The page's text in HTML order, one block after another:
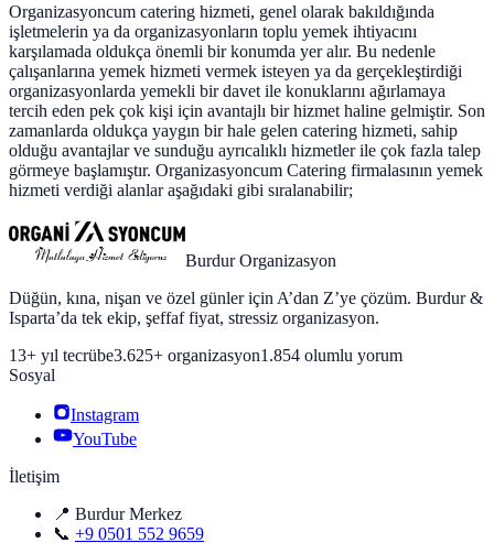
Organizasyoncum catering hizmeti, genel olarak bakıldığında
işletmelerin ya da organizasyonların toplu yemek ihtiyacını
karşılamada oldukça önemli bir konumda yer alır. Bu nedenle
çalışanlarına yemek hizmeti vermek isteyen ya da gerçekleştirdiği
organizasyonlarda yemekli bir davet ile konuklarını ağırlamaya
tercih eden pek çok kişi için avantajlı bir hizmet haline gelmiştir. Son
zamanlarda oldukça yaygın bir hale gelen catering hizmeti, sahip
olduğu avantajlar ve sunduğu ayrıcalıklı hizmetler ile çok fazla talep
görmeye başlamıştır. Organizasyoncum Catering firmalasının yemek
hizmeti verdiği alanlar aşağıdaki gibi sıralanabilir;
Burdur Organizasyon
Düğün, kına, nişan ve özel günler için A’dan Z’ye çözüm. Burdur &
Isparta’da tek ekip, şeffaf fiyat, stressiz organizasyon.
13+ yıl tecrübe3.625+ organizasyon1.854 olumlu yorum
Sosyal
Instagram
YouTube
İletişim
📍 Burdur Merkez
📞 +9 0501 552 9659